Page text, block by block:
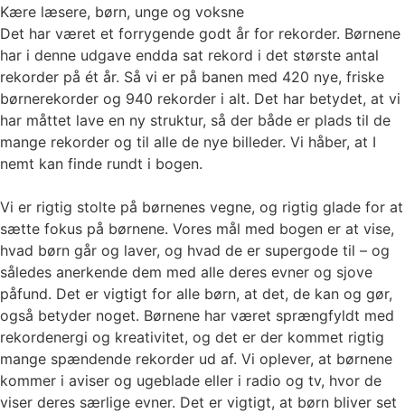
Kære læsere, børn, unge og voksne
Det har været et forrygende godt år for rekorder. Børnene
har i denne udgave endda sat rekord i det største antal
rekorder på ét år. Så vi er på banen med 420 nye, friske
børnerekorder og 940 rekorder i alt. Det har betydet, at vi
har måttet lave en ny struktur, så der både er plads til de
mange rekorder og til alle de nye billeder. Vi håber, at I
nemt kan finde rundt i bogen.
Vi er rigtig stolte på børnenes vegne, og rigtig glade for at
sætte fokus på børnene. Vores mål med bogen er at vise,
hvad børn går og laver, og hvad de er supergode til – og
således anerkende dem med alle deres evner og sjove
påfund. Det er vigtigt for alle børn, at det, de kan og gør,
også betyder noget. Børnene har været sprængfyldt med
rekordenergi og kreativitet, og det er der kommet rigtig
mange spændende rekorder ud af. Vi oplever, at børnene
kommer i aviser og ugeblade eller i radio og tv, hvor de
viser deres særlige evner. Det er vigtigt, at børn bliver set